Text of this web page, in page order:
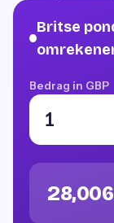
Britse
Bedrag in GBP